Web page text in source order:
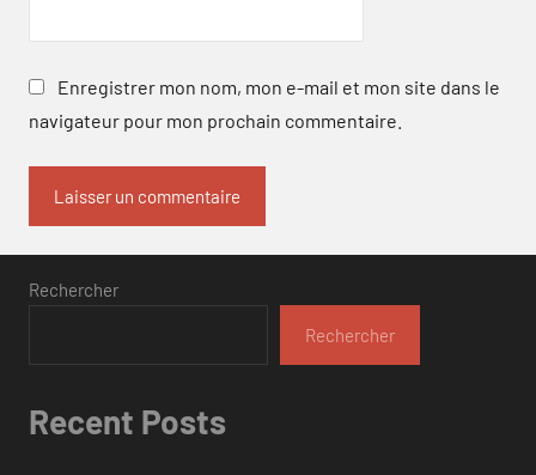
Enregistrer mon nom, mon e-mail et mon site dans le
navigateur pour mon prochain commentaire.
Rechercher
Rechercher
Recent Posts